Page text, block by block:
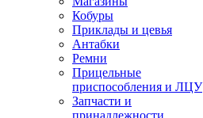
Кобуры
Приклады и цевья
Антабки
Ремни
Прицельные
приспособления и ЛЦУ
Запчасти и
принадлежности